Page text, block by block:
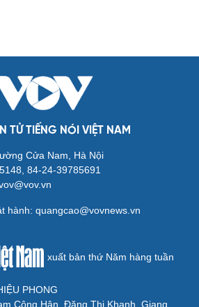
phí.
TỬ TIẾNG NÓI VIỆT NAM